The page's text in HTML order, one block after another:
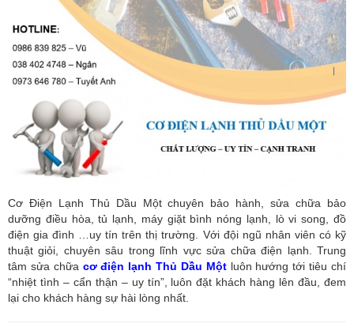
Cơ Điện Lạnh Thủ Dầu Một chuyên bảo hành, sửa chữa bảo
dưỡng điều hòa, tủ lạnh, máy giặt bình nóng lạnh, lò vi song, đồ
điện gia đình …uy tín trên thị trường. Với đội ngũ nhân viên có kỹ
thuật giỏi, chuyên sâu trong lĩnh vực sửa chữa điện lạnh. Trung
tâm sửa chữa cơ điện lạnh Thủ Dầu Mộtluôn hướng tới tiêu chí
“nhiệt tình – cẩn thận – uy tín”, luôn đặt khách hàng lên đầu, đem
lại cho khách hàng sự hài lòng nhất.